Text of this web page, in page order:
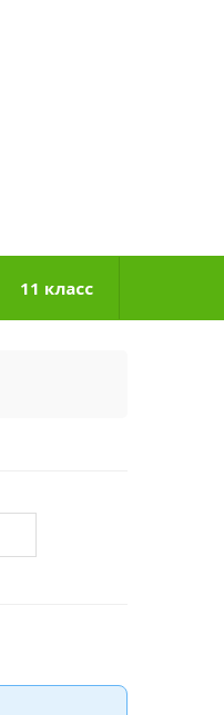
11 класс